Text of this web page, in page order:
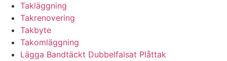
Takläggning
Takrenovering
Takbyte
Takomläggning
Lägga Bandtäckt Dubbelfalsat Plåttak